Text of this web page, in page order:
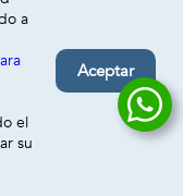
Atención al cliente
Envío y devolución
a
el
su
Aceptar